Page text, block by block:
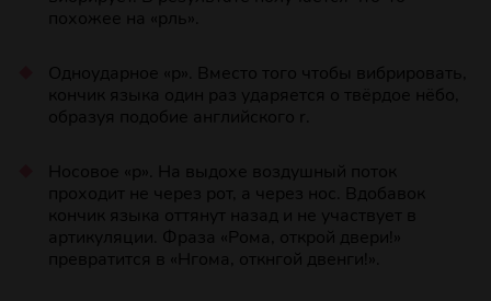
похожее на «рль».
Одноударное «р». Вместо того чтобы вибрировать,
кончик языка один раз ударяется о твёрдое нёбо,
образуя подобие английского r.
Носовое «р». На выдохе воздушный поток
проходит не через рот, а через нос. Вдобавок
кончик языка оттянут назад и не участвует в
артикуляции. Фраза «Рома, открой двери!»
превратится в «Нгома, откнгой двенги!».